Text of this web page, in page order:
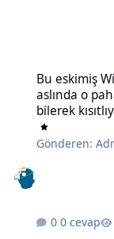
Bu eskimiş
aslında o
bilerek
Gönderen:
0 cevap